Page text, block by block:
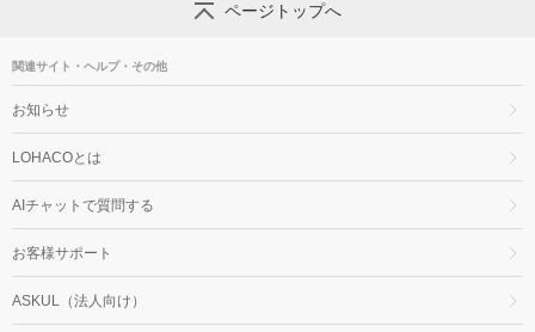
ページトップへ
関連サイト・ヘルプ・その他
お知らせ
LOHACOとは
AIチャットで質問する
お客様サポート
ASKUL（法人向け）